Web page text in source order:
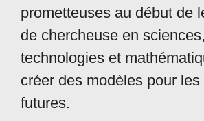
prometteuses au début de
de chercheuse en sciences,
technologies et
créer des modèles pour
futures.